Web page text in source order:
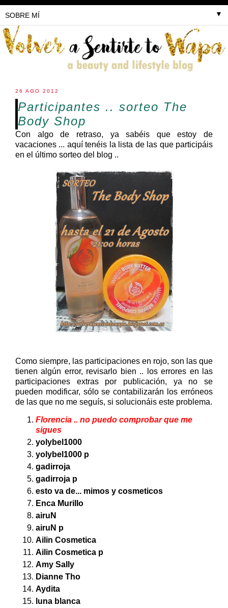
▼
26 AGO 2012
Participantes .. sorteo The
Body Shop
Con algo de retraso, ya sabéis que estoy de
vacaciones ... aquí tenéis la lista de las que participáis
en el último sorteo del blog ..
Como siempre, las participaciones en rojo, son las que
tienen algún error, revisarlo bien .. los errores en las
participaciones extras por publicación, ya no se
pueden modificar, sólo se contabilizarán los erróneos
de las que no me seguís, si solucionáis este problema.
Florencia .. no puedo comprobar que me
sigues
yolybel1000
yolybel1000 p
gadirroja
gadirroja p
esto va de... mimos y cosmeticos
Enca Murillo
airuN
airuN p
Ailin Cosmetica
Ailin Cosmetica p
Amy Sally
Dianne Tho
Aydita
luna blanca